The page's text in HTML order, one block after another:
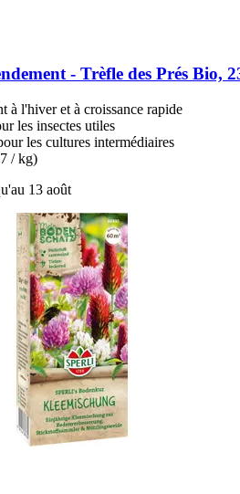
-​ Trèfle des Prés Bio,
à l'hiver et à croissance rapide
les insectes utiles
les cultures intermédiaires
/ kg)
13 août